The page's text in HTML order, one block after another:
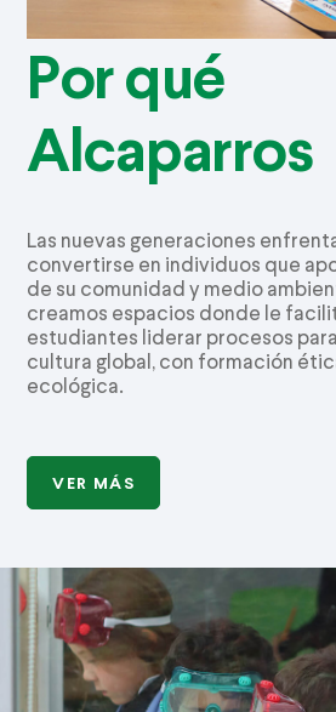
Por qué
Alcaparros
Las nuevas generaciones
convertirse en individuos que
de su comunidad y medio
creamos espacios donde le
estudiantes liderar procesos
cultura global, con formación
ecológica.
VER MÁS